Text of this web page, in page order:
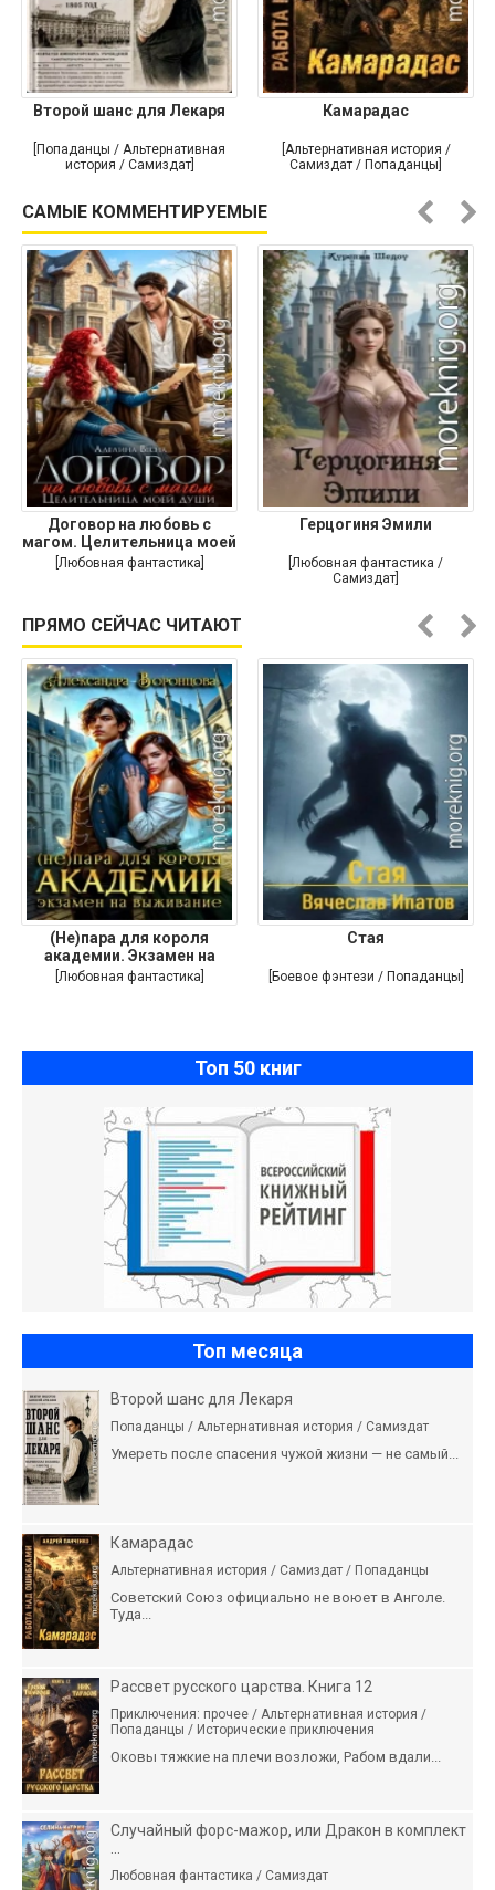
Второй шанс для Лекаря
[Попаданцы / Альтернативная
история / Самиздат]
Камарадас
[Альтернативная история /
Самиздат / Попаданцы]
САМЫЕ КОММЕНТИРУЕМЫЕ
Договор на любовь с
магом. Целительница моей
души
[Любовная фантастика]
Герцогиня Эмили
[Любовная фантастика /
Самиздат]
ПРЯМО СЕЙЧАС ЧИТАЮТ
(Не)пара для короля
академии. Экзамен на
выживание
[Любовная фантастика]
Стая
[Боевое фэнтези / Попаданцы]
Топ 50 книг
Топ месяца
Второй шанс для Лекаря
Попаданцы / Альтернативная история / Самиздат
Умереть после спасения чужой жизни — не самый...
Камарадас
Альтернативная история / Самиздат / Попаданцы
Советский Союз официально не воюет в Анголе.
Туда...
Рассвет русского царства. Книга 12
Приключения: прочее / Альтернативная история /
Попаданцы / Исторические приключения
Оковы тяжкие на плечи возложи, Рабом вдали...
Случайный форс-мажор, или Дракон в комплект
Любовная фантастика / Самиздат